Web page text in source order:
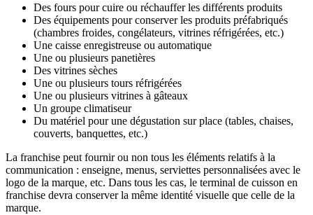
Des fours pour cuire ou réchauffer les différents produits
Des équipements pour conserver les produits préfabriqués
(chambres froides, congélateurs, vitrines réfrigérées, etc.)
Une caisse enregistreuse ou automatique
Une ou plusieurs panetières
Des vitrines sèches
Une ou plusieurs tours réfrigérées
Une ou plusieurs vitrines à gâteaux
Un groupe climatiseur
Du matériel pour une dégustation sur place (tables, chaises,
couverts, banquettes, etc.)
La franchise peut fournir ou non tous les éléments relatifs à la
communication : enseigne, menus, serviettes personnalisées avec le
logo de la marque, etc. Dans tous les cas, le terminal de cuisson en
franchise devra conserver la même identité visuelle que celle de la
marque.